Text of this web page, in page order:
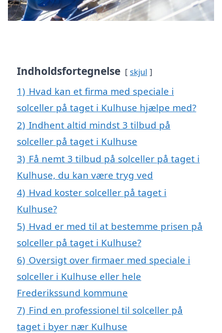
Indholdsfortegnelse skjul
1) Hvad kan et firma med speciale i
solceller på taget i Kulhuse hjælpe med?
2) Indhent altid mindst 3 tilbud på
solceller på taget i Kulhuse
3) Få nemt 3 tilbud på solceller på taget i
Kulhuse, du kan være tryg ved
4) Hvad koster solceller på taget i
Kulhuse?
5) Hvad er med til at bestemme prisen på
solceller på taget i Kulhuse?
6) Oversigt over firmaer med speciale i
solceller i Kulhuse eller hele
Frederikssund kommune
7) Find en professionel til solceller på
taget i byer nær Kulhuse